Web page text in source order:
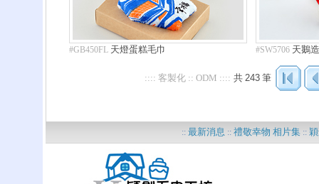
:: 最新消息 :: 禮敬幸物 相片集::